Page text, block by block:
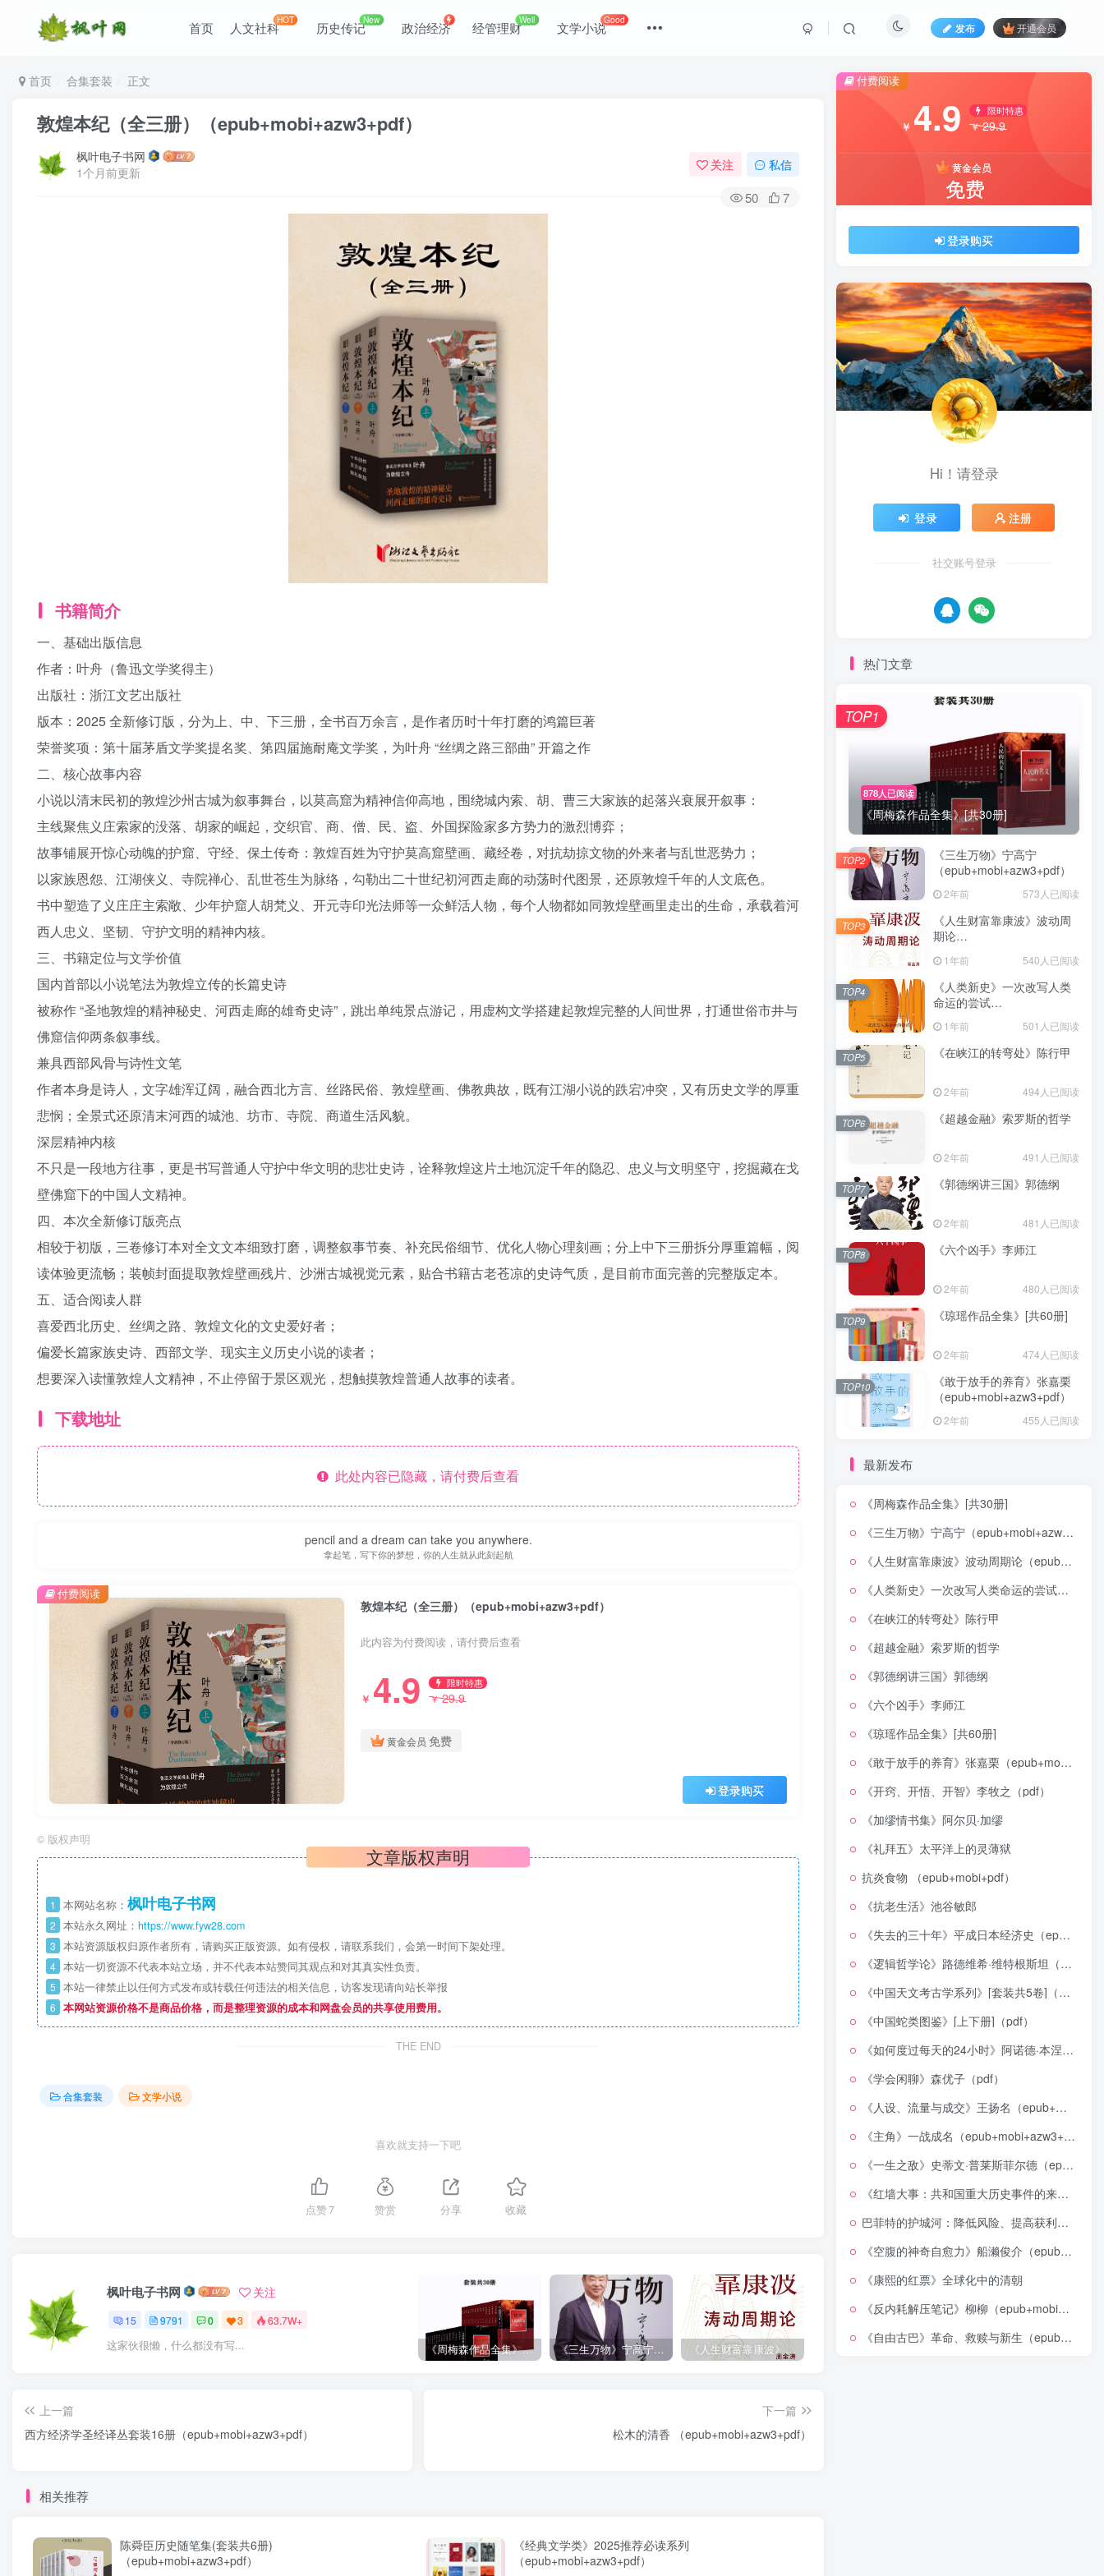
首页 人文社科HOT 历史传记New 政治经济 经管理财Well 文学小说Good
发布 开通会员
首页 合集套装 正文
敦煌本纪（全三册）（epub+mobi+azw3+pdf）
枫叶电子书网
1个月前更新
关注 私信
50 7
书籍简介
一、基础出版信息
作者：叶舟（鲁迅文学奖得主）
出版社：浙江文艺出版社
版本：2025 全新修订版，分为上、中、下三册，全书百万余言，是作者历时十年打磨的鸿篇巨著
荣誉奖项：第十届茅盾文学奖提名奖、第四届施耐庵文学奖，为叶舟 “丝绸之路三部曲” 开篇之作
二、核心故事内容
小说以清末民初的敦煌沙州古城为叙事舞台，以莫高窟为精神信仰高地，围绕城内索、胡、曹三大家族的起落兴衰展开叙事：
主线聚焦义庄索家的没落、胡家的崛起，交织官、商、僧、民、盗、外国探险家多方势力的激烈博弈；
故事铺展开惊心动魄的护窟、守经、保土传奇：敦煌百姓为守护莫高窟壁画、藏经卷，对抗劫掠文物的外来者与乱世恶势力；
以家族恩怨、江湖侠义、寺院禅心、乱世苍生为脉络，勾勒出二十世纪初河西走廊的动荡时代图景，还原敦煌千年的人文底色。
书中塑造了义庄庄主索敞、少年护窟人胡梵义、开元寺印光法师等一众鲜活人物，每个人物都如同敦煌壁画里走出的生命，承载着河
西人忠义、坚韧、守护文明的精神内核。
三、书籍定位与文学价值
国内首部以小说笔法为敦煌立传的长篇史诗
被称作 “圣地敦煌的精神秘史、河西走廊的雄奇史诗”，跳出单纯景点游记，用虚构文学搭建起敦煌完整的人间世界，打通世俗市井与
佛窟信仰两条叙事线。
兼具西部风骨与诗性文笔
作者本身是诗人，文字雄浑辽阔，融合西北方言、丝路民俗、敦煌壁画、佛教典故，既有江湖小说的跌宕冲突，又有历史文学的厚重
悲悯；全景式还原清末河西的城池、坊市、寺院、商道生活风貌。
深层精神内核
不只是一段地方往事，更是书写普通人守护中华文明的悲壮史诗，诠释敦煌这片土地沉淀千年的隐忍、忠义与文明坚守，挖掘藏在戈
壁佛窟下的中国人文精神。
四、本次全新修订版亮点
相较于初版，三卷修订本对全文文本细致打磨，调整叙事节奏、补充民俗细节、优化人物心理刻画；分上中下三册拆分厚重篇幅，阅
读体验更流畅；装帧封面提取敦煌壁画残片、沙洲古城视觉元素，贴合书籍古老苍凉的史诗气质，是目前市面完善的完整版定本。
五、适合阅读人群
喜爱西北历史、丝绸之路、敦煌文化的文史爱好者；
偏爱长篇家族史诗、西部文学、现实主义历史小说的读者；
想要深入读懂敦煌人文精神，不止停留于景区观光，想触摸敦煌普通人故事的读者。
下载地址
此处内容已隐藏，请付费后查看
pencil and a dream can take you anywhere.
拿起笔，写下你的梦想，你的人生就从此刻起航
敦煌本纪（全三册）（epub+mobi+azw3+pdf）
此内容为付费阅读，请付费后查看
￥ 4.9 限时特惠
￥29.9
黄金会员 免费
登录购买
付费阅读
© 版权声明
文章版权声明
1 本网站名称： 枫叶电子书网
2 本站永久网址： https://www.fyw28.com
3 本站资源版权归原作者所有，请购买正版资源。如有侵权，请联系我们，会第一时间下架处理。
4 本站一切资源不代表本站立场，并不代表本站赞同其观点和对其真实性负责。
5 本站一律禁止以任何方式发布或转载任何违法的相关信息，访客发现请向站长举报
6 本网站资源价格不是商品价格，而是整理资源的成本和网盘会员的共享使用费用。
THE END
合集套装 文学小说
喜欢就支持一下吧
点赞7 赞赏 分享 收藏
枫叶电子书网 关注
15 9791 0 3 63.7W+
这家伙很懒，什么都没有写... 《周梅森作品全集》[共30册] 《三生万物》宁高宁（epub+mobi+azw3+pdf） 《人生财富靠康波》波动周期论（epub+mobi+azw3+pdf）
上一篇
西方经济学圣经译丛套装16册（epub+mobi+azw3+pdf）
下一篇
松木的清香 （epub+mobi+azw3+pdf）
相关推荐
陈舜臣历史随笔集(套装共6册)
（epub+mobi+azw3+pdf）
《经典文学类》2025推荐必读系列
（epub+mobi+azw3+pdf）
付费阅读
￥ 4.9 限时特惠
￥29.9
黄金会员
免费
登录购买
Hi！请登录
登录 注册
社交账号登录
热门文章
878人已阅读
《周梅森作品全集》[共30册]
TOP1
《三生万物》宁高宁
（epub+mobi+azw3+pdf）
2年前 573人已阅读
TOP2
《人生财富靠康波》波动周
期论
1年前 540人已阅读
TOP3
《人类新史》一次改写人类
命运的尝试
1年前 501人已阅读
TOP4
《在峡江的转弯处》陈行甲
2年前 494人已阅读
TOP5
《超越金融》索罗斯的哲学
2年前 491人已阅读
TOP6
《郭德纲讲三国》郭德纲
2年前 481人已阅读
TOP7
《六个凶手》李师江
2年前 480人已阅读
TOP8
《琼瑶作品全集》[共60册]
2年前 474人已阅读
TOP9
《敢于放手的养育》张嘉栗
（epub+mobi+azw3+pdf）
2年前 455人已阅读
TOP10
最新发布
《周梅森作品全集》[共30册]
《三生万物》宁高宁（epub+mobi+azw3+pdf）
《人生财富靠康波》波动周期论（epub+mobi+azw3+pdf）
《人类新史》一次改写人类命运的尝试（epub+mobi+azw3+pdf）
《在峡江的转弯处》陈行甲
《超越金融》索罗斯的哲学
《郭德纲讲三国》郭德纲
《六个凶手》李师江
《琼瑶作品全集》[共60册]
《敢于放手的养育》张嘉栗（epub+mobi+azw3+pdf）
《开窍、开悟、开智》李牧之（pdf）
《加缪情书集》阿尔贝·加缪
《礼拜五》太平洋上的灵薄狱
抗炎食物 （epub+mobi+pdf）
《抗老生活》池谷敏郎
《失去的三十年》平成日本经济史（epub+mobi+azw3+pdf）
《逻辑哲学论》路德维希·维特根斯坦（epub+mobi+azw3+pdf）
《中国天文考古学系列》[套装共5卷]（epub+mobi+azw3+pdf）
《中国蛇类图鉴》[上下册]（pdf）
《如何度过每天的24小时》阿诺德·本涅特（epub+mobi+azw3+pdf）
《学会闲聊》森优子（pdf）
《人设、流量与成交》王扬名（epub+mobi+azw3+pdf）
《主角》一战成名（epub+mobi+azw3+pdf）
《一生之敌》史蒂文·普莱斯菲尔德（epub+mobi+azw3+pdf）
《红墙大事：共和国重大历史事件的来龙去脉》（全二册）（pdf）
巴菲特的护城河：降低风险、提高获利的股市真规则(epub+azw3+mobi)
《空腹的神奇自愈力》船濑俊介（epub+mobi+azw3+pdf）
《康熙的红票》全球化中的清朝
《反内耗解压笔记》柳柳（epub+mobi+azw3+pdf）
《自由古巴》革命、救赎与新生（epub+mobi+azw3+pdf）
登录
没有账号？立即注册
用户名/手机号/邮箱
登录密码
记住登录